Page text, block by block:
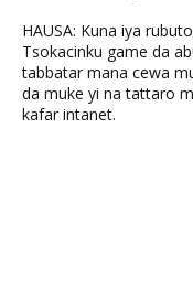
HAUSA: Kuna iya
Tsokacinku game da
tabbatar mana cewa
da muke yi na tattaro
kafar intanet.